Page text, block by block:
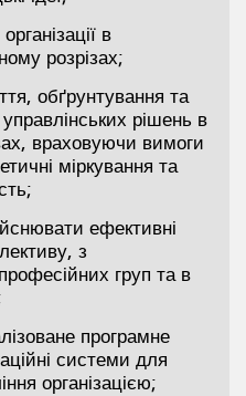
в
розрізах;
обґрунтування та
управлінських рішень в
враховуючи вимоги
міркування та
ефективні
з
груп та в
програмне
системи для
організацією;